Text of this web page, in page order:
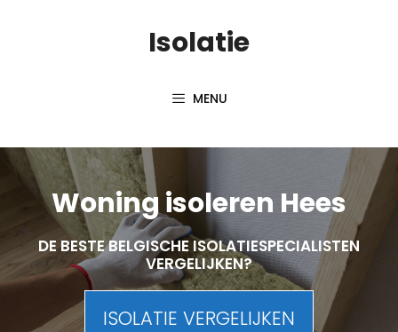
Isolatie
MENU
Woning isoleren Hees
DE BESTE BELGISCHE ISOLATIESPECIALISTEN
VERGELIJKEN?
ISOLATIE VERGELIJKEN